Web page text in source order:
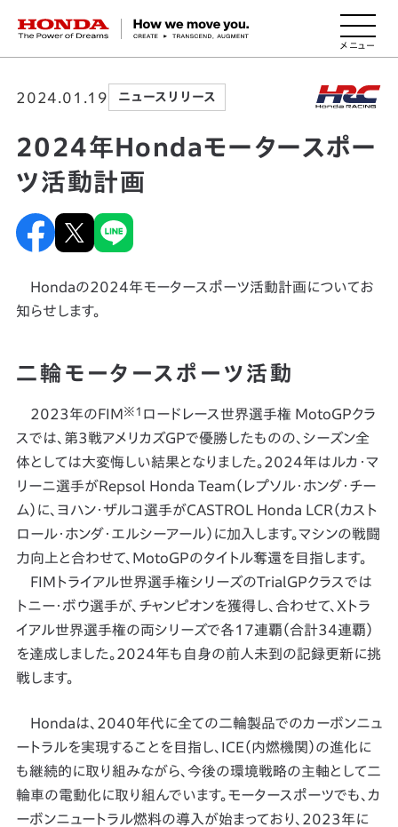
HONDA The Power of Dreams
2024.01.19 ニュースリリース
2024年Hondaモータースポー
ツ活動計画
Hondaの2024年モータースポーツ活動計画についてお
知らせします。
二輪モータースポーツ活動
2023年のFIM ※1 ロードレース世界選手権 MotoGPクラ
スでは、第3戦アメリカズGPで優勝したものの、シーズン全
体としては大変悔しい結果となりました。2024年はルカ・マ
リーニ選手がRepsol Honda Team（レプソル・ホンダ・チー
ム）に、ヨハン・ザルコ選手がCASTROL Honda LCR（カスト
ロール・ホンダ・エルシーアール）に加入します。マシンの戦闘
力向上と合わせて、MotoGPのタイトル奪還を目指します。
FIMトライアル世界選手権シリーズのTrialGPクラスでは
トニー・ボウ選手が、チャンピオンを獲得し、合わせて、Xトラ
イアル世界選手権の両シリーズで各17連覇（合計34連覇）
を達成しました。2024年も自身の前人未到の記録更新に挑
戦します。
Hondaは、2040年代に全ての二輪製品でのカーボンニュ
ートラルを実現することを目指し、ICE（内燃機関）の進化に
も継続的に取り組みながら、今後の環境戦略の主軸として二
輪車の電動化に取り組んでいます。モータースポーツでも、カ
ーボンニュートラル燃料の導入が始まっており、2023年に